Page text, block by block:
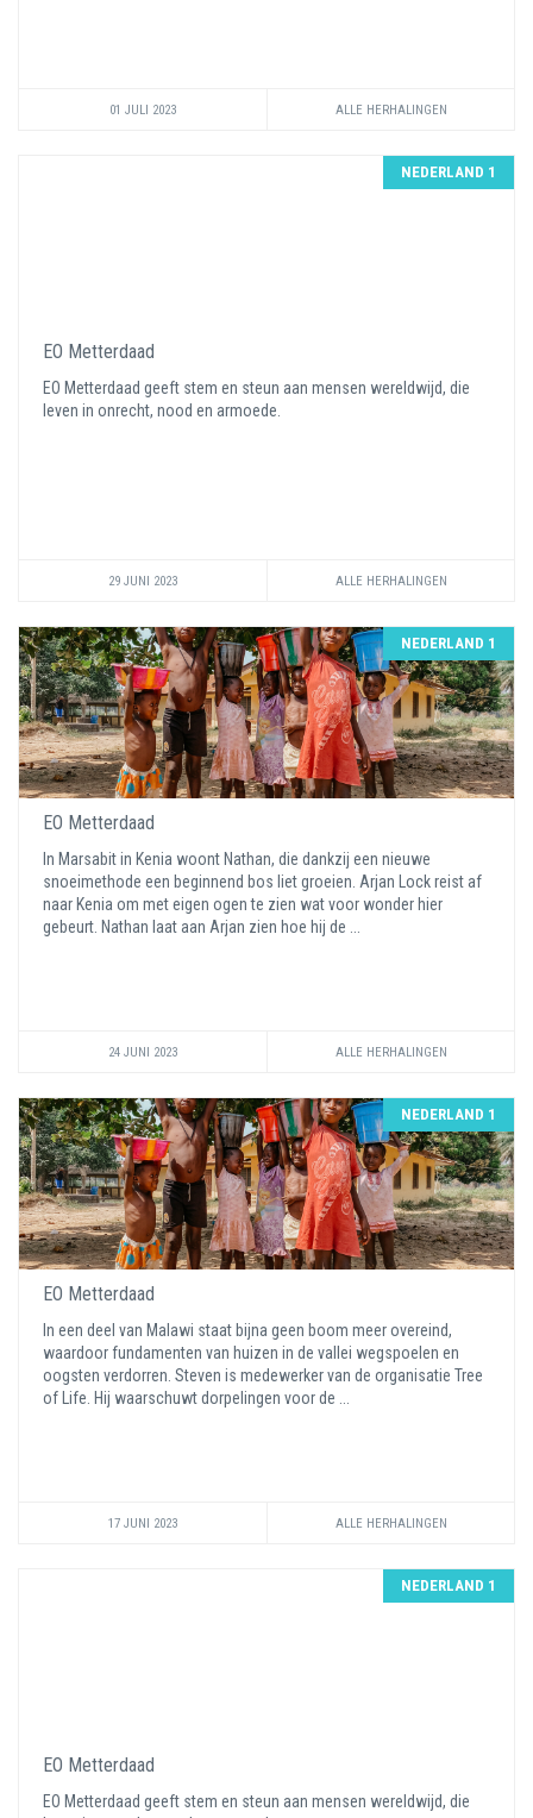
01 JULI 2023 ALLE HERHALINGEN
NEDERLAND 1
EO Metterdaad
EO Metterdaad geeft stem en steun aan mensen wereldwijd, die
leven in onrecht, nood en armoede.
29 JUNI 2023 ALLE HERHALINGEN
NEDERLAND 1
EO Metterdaad
In Marsabit in Kenia woont Nathan, die dankzij een nieuwe
snoeimethode een beginnend bos liet groeien. Arjan Lock reist af
naar Kenia om met eigen ogen te zien wat voor wonder hier
gebeurt. Nathan laat aan Arjan zien hoe hij de ...
24 JUNI 2023 ALLE HERHALINGEN
NEDERLAND 1
EO Metterdaad
In een deel van Malawi staat bijna geen boom meer overeind,
waardoor fundamenten van huizen in de vallei wegspoelen en
oogsten verdorren. Steven is medewerker van de organisatie Tree
of Life. Hij waarschuwt dorpelingen voor de ...
17 JUNI 2023 ALLE HERHALINGEN
NEDERLAND 1
EO Metterdaad
EO Metterdaad geeft stem en steun aan mensen wereldwijd, die